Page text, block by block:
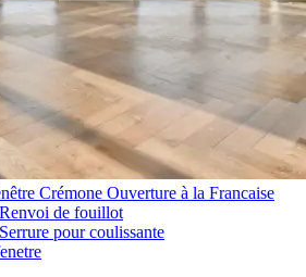
Crémone Ouverture à la Francaise
Renvoi de fouillot
Serrure pour coulissante